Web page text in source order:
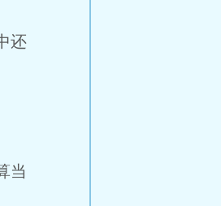
还
当